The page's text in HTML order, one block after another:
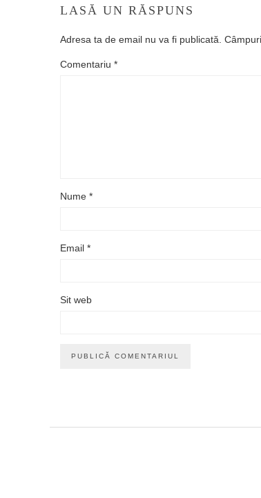
LASĂ UN RĂSPUNS
Adresa ta de email nu va fi publicată.
Comentariu *
Nume *
Email *
Sit web